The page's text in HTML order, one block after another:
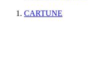
CARTUNE